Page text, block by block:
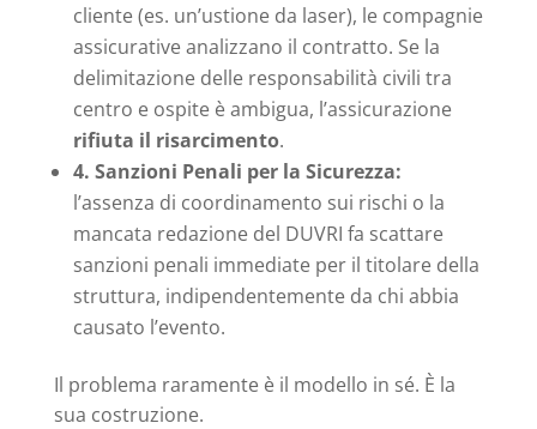
cliente (es. un’ustione da laser), le compagnie
assicurative analizzano il contratto. Se la
delimitazione delle responsabilità civili tra
centro e ospite è ambigua, l’assicurazione
rifiuta il risarcimento.
4. Sanzioni Penali per la Sicurezza:
l’assenza di coordinamento sui rischi o la
mancata redazione del DUVRI fa scattare
sanzioni penali immediate per il titolare della
struttura, indipendentemente da chi abbia
causato l’evento.
Il problema raramente è il modello in sé. È la
sua costruzione.